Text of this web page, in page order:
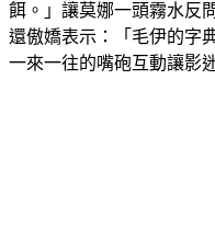
餌。」讓莫娜一頭霧水反
還傲嬌表示：「毛伊的字
一來一往的嘴砲互動讓影